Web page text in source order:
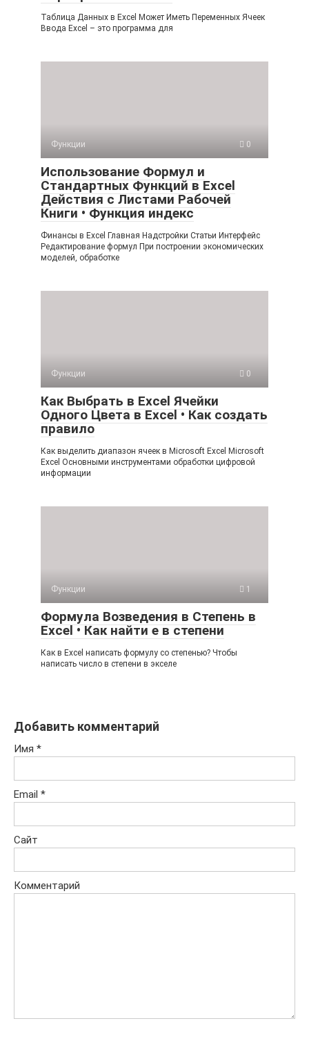
Таблица Данных в Excel Может Иметь Переменных Ячеек
Ввода Excel – это программа для
Функции 0
Использование Формул и
Стандартных Функций в Excel
Действия с Листами Рабочей
Книги • Функция индекс
Финансы в Excel Главная Надстройки Статьи Интерфейс
Редактирование формул При построении экономических
моделей, обработке
Функции 0
Как Выбрать в Excel Ячейки
Одного Цвета в Excel • Как создать
правило
Как выделить диапазон ячеек в Microsoft Excel Microsoft
Excel Основными инструментами обработки цифровой
информации
Функции 1
Формула Возведения в Степень в
Excel • Как найти е в степени
Как в Excel написать формулу со степенью? Чтобы
написать число в степени в экселе
Добавить комментарий
Имя *
Email *
Сайт
Комментарий